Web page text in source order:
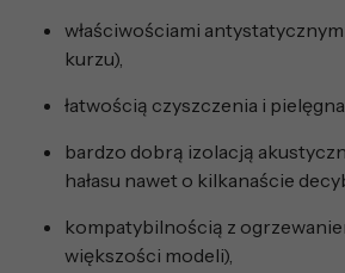
właściwościami
kurzu),
łatwością czyszczenia i
bardzo dobrą izolacją
hałasu nawet o kilkanaście
kompatybilnością z
większości modeli),